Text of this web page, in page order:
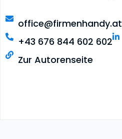
office@firmenhandy.at
+43 676 844 602 602
Zur Autorenseite